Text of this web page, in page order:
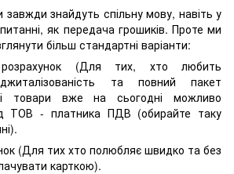
знайдуть спільну мову, навіть у
як передача грошиків. Проте ми
більш стандартні варіанти:
розрахунок (Для тих, хто любить
та повний пакет
товари вже на сьогодні можливо
ТОВ - платника ПДВ (обирайте таку
(Для тих хто полюбляє швидко та без
карткою).